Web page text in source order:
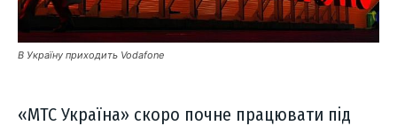
В Україну приходить Vodafone
«МТС Україна» скоро почне працювати під